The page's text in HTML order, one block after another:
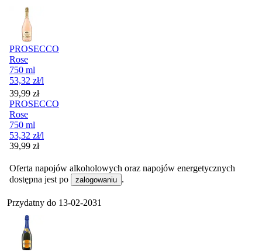
PROSECCO
Rose
750 ml
53,32 zł/l
Cena
39,99 zł
PROSECCO
Rose
750 ml
53,32 zł/l
Cena
39,99 zł
Oferta napojów alkoholowych oraz napojów energetycznych
dostępna jest po
zalogowaniu .
Przydatny do 13-02-2031